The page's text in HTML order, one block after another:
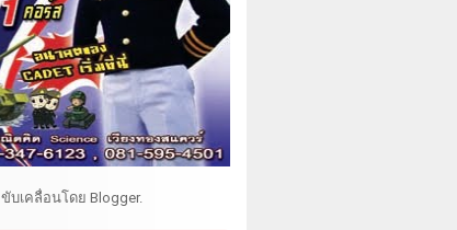
ขับเคลื่อนโดย Blogger.